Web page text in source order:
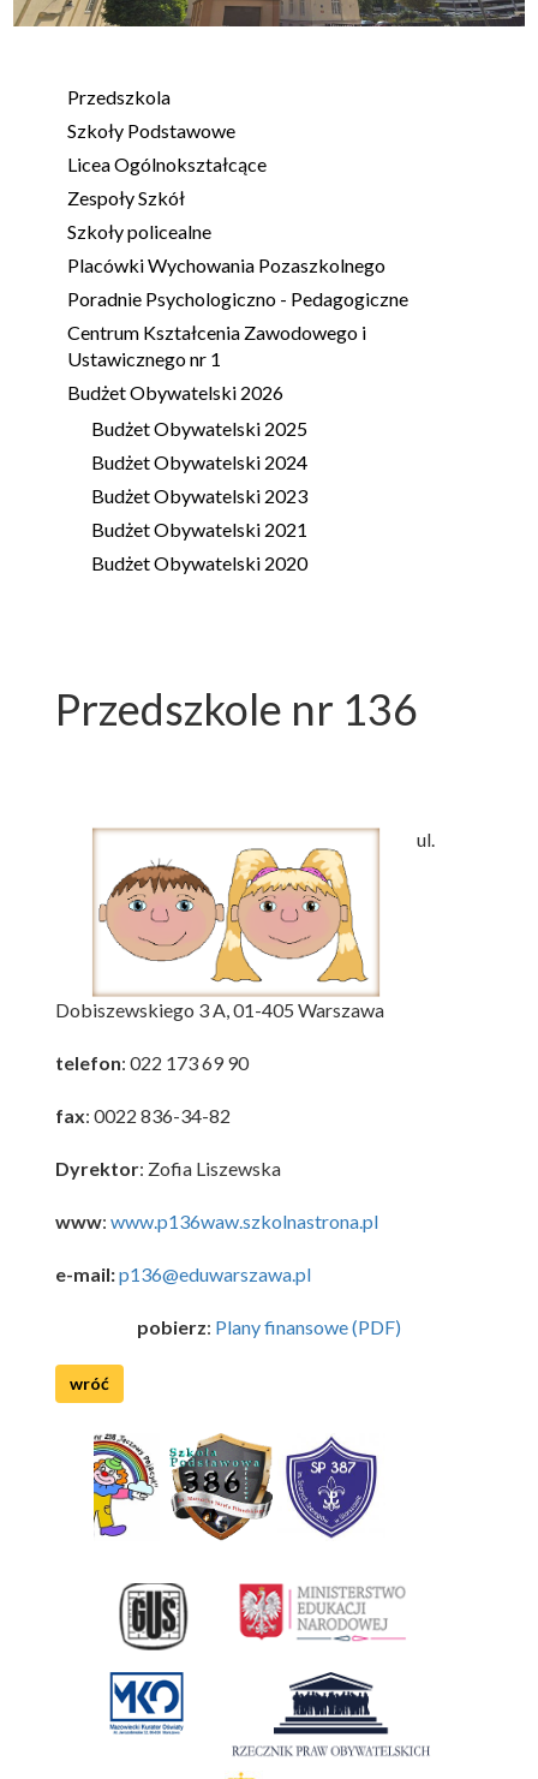
Przedszkola
Szkoły Podstawowe
Licea Ogólnokształcące
Zespoły Szkół
Szkoły policealne
Placówki Wychowania Pozaszkolnego
Poradnie Psychologiczno - Pedagogiczne
Centrum Kształcenia Zawodowego i
Ustawicznego nr 1
Budżet Obywatelski 2026
Budżet Obywatelski 2025
Budżet Obywatelski 2024
Budżet Obywatelski 2023
Budżet Obywatelski 2021
Budżet Obywatelski 2020
Przedszkole nr 136
ul.
Dobiszewskiego 3 A, 01-405 Warszawa
telefon: 022 173 69 90
fax: 0022 836-34-82
Dyrektor: Zofia Liszewska
www:www.p136waw.szkolnastrona.pl
e-mail:p136@eduwarszawa.pl
pobierz: Plany finansowe (PDF)
wróć